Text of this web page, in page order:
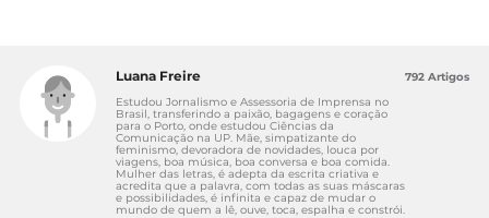
Luana Freire
Estudou Jornalismo e Assessoria de Imprensa no
Brasil, transferindo a paixão, bagagens e coração
para o Porto, onde estudou Ciências da
Comunicação na UP. Mãe, simpatizante do
feminismo, devoradora de novidades, louca por
viagens, boa música, boa conversa e boa comida.
Mulher das letras, é adepta da escrita criativa e
acredita que a palavra, com todas as suas máscaras
e possibilidades, é infinita e capaz de mudar o
mundo de quem a lê, ouve, toca, espalha e constrói.
792 Artigos